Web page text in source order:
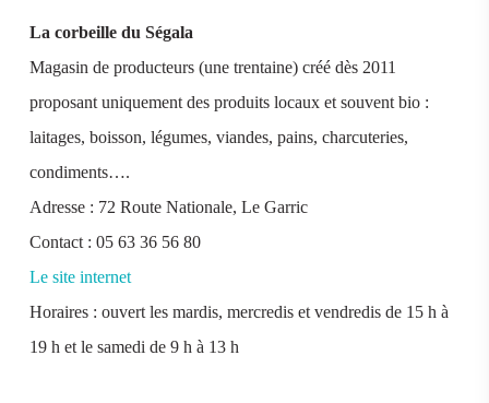
La corbeille du Ségala
Magasin de producteurs (une trentaine) créé dès 2011
proposant uniquement des produits locaux et souvent bio :
laitages, boisson, légumes, viandes, pains, charcuteries,
condiments….
Adresse : 72 Route Nationale, Le Garric
Contact : 05 63 36 56 80
Le site internet
Horaires : ouvert les mardis, mercredis et vendredis de 15 h à
19 h et le samedi de 9 h à 13 h